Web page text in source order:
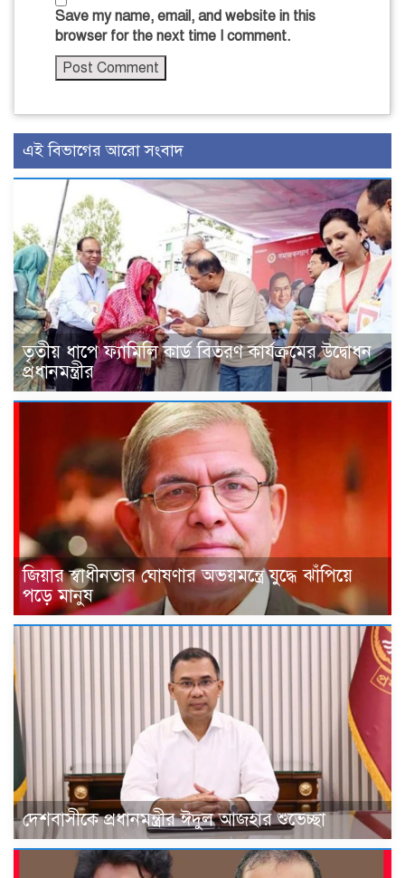
Save my name, email, and website in this
browser for the next time I comment.
এই বিভাগের আরো সংবাদ
তৃতীয় ধাপে ফ্যামিলি কার্ড বিতরণ কার্যক্রমের উদ্বোধন
প্রধানমন্ত্রীর
জিয়ার স্বাধীনতার ঘোষণার অভয়মন্ত্রে যুদ্ধে ঝাঁপিয়ে
পড়ে মানুষ
দেশবাসীকে প্রধানমন্ত্রীর ঈদুল আজহার শুভেচ্ছা